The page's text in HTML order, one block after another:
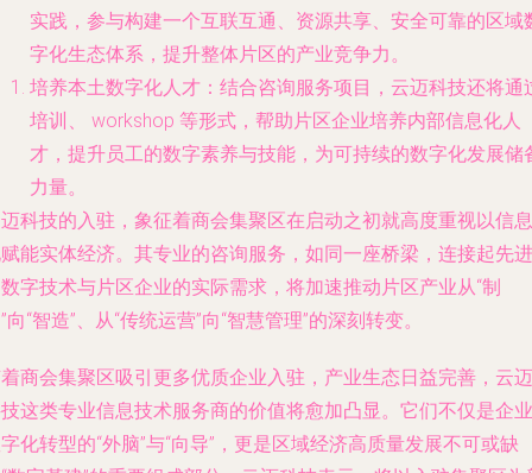
实践，参与构建一个互联互通、资源共享、安全可靠的区域
字化生态体系，提升整体片区的产业竞争力。
培养本土数字化人才 ：结合咨询服务项目，云迈科技还将通
培训、 workshop 等形式，帮助片区企业培养内部信息化人
才，提升员工的数字素养与技能，为可持续的数字化发展储
力量。
科技的入驻，象征着商会集聚区在启动之初就高度重视以信息
能实体经济。其专业的咨询服务，如同一座桥梁，连接起先进
字技术与片区企业的实际需求，将加速推动片区产业从“制
向“智造”、从“传统运营”向“智慧管理”的深刻转变。
商会集聚区吸引更多优质企业入驻，产业生态日益完善，云迈
这类专业信息技术服务商的价值将愈加凸显。它们不仅是企业
化转型的“外脑”与“向导”，更是区域经济高质量发展不可或缺